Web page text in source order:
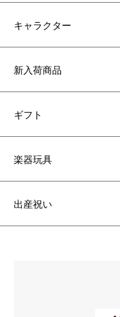
キャラクター
新入荷商品
ギフト
楽器玩具
出産祝い